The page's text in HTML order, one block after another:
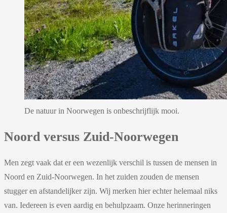
De natuur in Noorwegen is onbeschrijflijk mooi.
Noord versus Zuid-Noorwegen
Men zegt vaak dat er een wezenlijk verschil is tussen de mensen in
Noord en Zuid-Noorwegen. In het zuiden zouden de mensen
stugger en afstandelijker zijn. Wij merken hier echter helemaal niks
van. Iedereen is even aardig en behulpzaam. Onze herinneringen